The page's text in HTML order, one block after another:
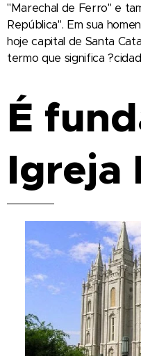
"Marechal de Ferro" e
República". Em sua
hoje capital de Santa
termo que significa
É
Igreja